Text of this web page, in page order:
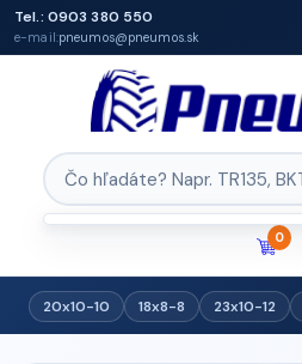
Tel.: 0903 380 550
e-mail:pneumos@pneumos.sk
0
20x10-10 18x8-8 23x10-12